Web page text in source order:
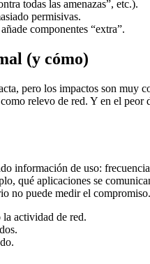
todas las amenazas”, etc.).
permisivas.
componentes “extra”.
(y cómo)
pero los impactos son
relevo de red. Y en el
información de uso:
qué aplicaciones se
no puede medir el compromiso.
la actividad de red.